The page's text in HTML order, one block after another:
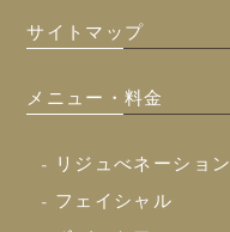
サイトマップ
メニュー・料金
- リジュべネーション
- フェイシャル